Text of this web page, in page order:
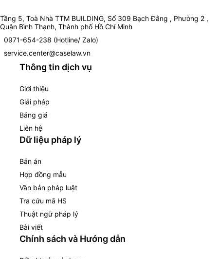
Tầng 5, Toà Nhà TTM BUILDING, Số 309 Bạch Đằng , Phường 2 ,
Quận Bình Thạnh, Thành phố Hồ Chí Minh
0971-654-238 (Hotline/ Zalo)
service.center@caselaw.vn
Thông tin dịch vụ
Giới thiệu
Giải pháp
Bảng giá
Liên hệ
Dữ liệu pháp lý
Bản án
Hợp đồng mẫu
Văn bản pháp luật
Tra cứu mã HS
Thuật ngữ pháp lý
Bài viết
Chính sách và Hướng dẫn